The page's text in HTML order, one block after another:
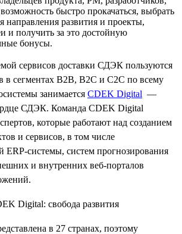
быстро прокачаться, выбрать
направления развития и проекты,
и получить за это достойную
бонусы.
сервисов доставки СДЭК пользуются
в сегментах B2B, B2C и C2C по всему
занимается CDEK Digital —
СДЭК. Команда CDEK Digital
которые работают над созданием
и сервисов, в том числе
ERP-системы, систем прогнозирования
и внутренних веб-порталов
в 27 странах, поэтому